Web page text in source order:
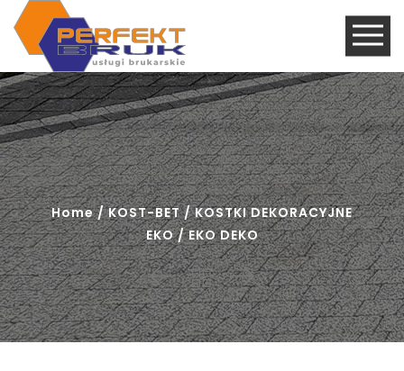
Home/KOST-BET/KOSTKI DEKORACYJNE
EKO/ EKO DEKO